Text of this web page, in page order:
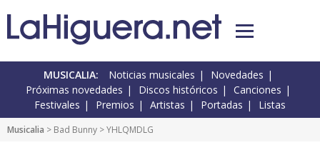
MUSICALIA: Noticias musicales
Novedades
Próximas novedades
Discos históricos
Canciones
Festivales
Premios Artistas Portadas Listas
Musicalia > Bad Bunny > YHLQMDLG